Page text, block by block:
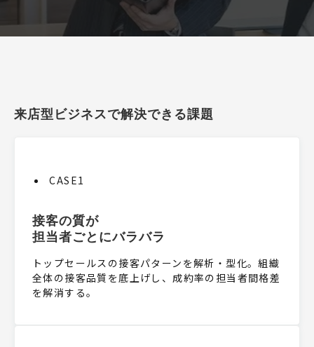
来店型ビジネスで解決できる課題
CASE1
接客の質が
担当者ごとにバラバラ
トップセールスの接客パターンを解析・型化。組織
全体の接客品質を底上げし、成約率の担当者間格差
を解消する。